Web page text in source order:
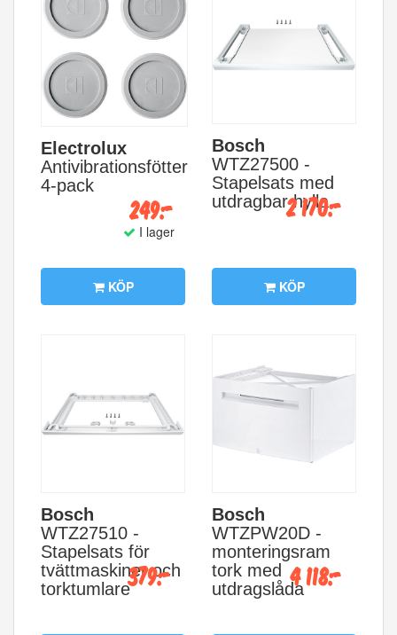
Electrolux
Antivibrationsfötter
4-pack
249:-
I lager
KÖP
Bosch
WTZ27500 -
Stapelsats med
utdragbar hylla
2 170:-
KÖP
Bosch
WTZ27510 -
Stapelsats för
tvättmaskiner och
torktumlare379:-
Bosch
WTZPW20D -
monteringsram
tork med
utdragslåda4 118:-